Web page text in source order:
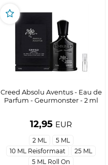
Creed Absolu Aventus - Eau de
Parfum - Geurmonster - 2 ml
12,95 EUR
2 ML
5 ML
10 ML Reisformaat
25 ML
5 ML Roll On